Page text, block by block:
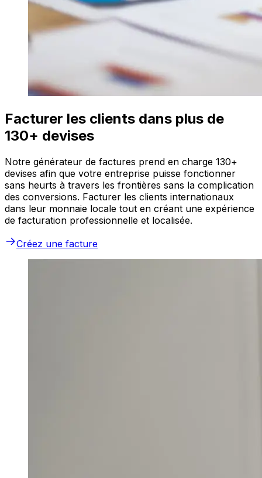
Facturer les clients dans plus de
130+ devises
Notre générateur de factures prend en charge 130+
devises afin que votre entreprise puisse fonctionner
sans heurts à travers les frontières sans la complication
des conversions. Facturer les clients internationaux
dans leur monnaie locale tout en créant une expérience
de facturation professionnelle et localisée.
Créez une facture